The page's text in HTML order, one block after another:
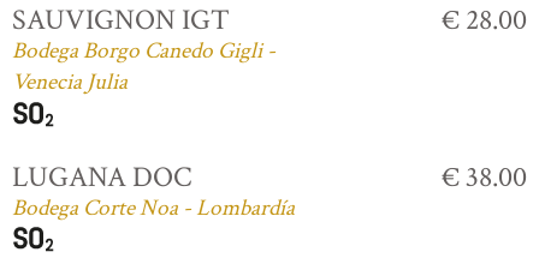
SAUVIGNON IGT
Bodega Borgo Canedo Gigli -
Venecia Julia
€ 28.00
LUGANA DOC
Bodega Corte Noa - Lombardía
€ 38.00